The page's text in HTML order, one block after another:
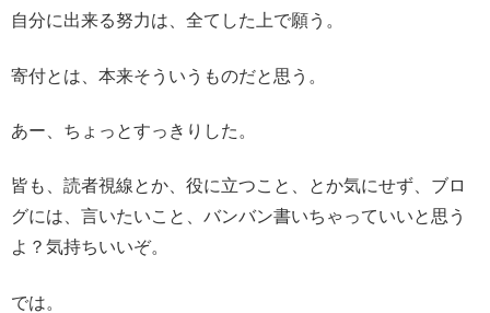
自分に出来る努力は、全てした上で願う。
寄付とは、本来そういうものだと思う。
あー、ちょっとすっきりした。
皆も、読者視線とか、役に立つこと、とか気にせず、ブロ
グには、言いたいこと、バンバン書いちゃっていいと思う
よ？気持ちいいぞ。
では。